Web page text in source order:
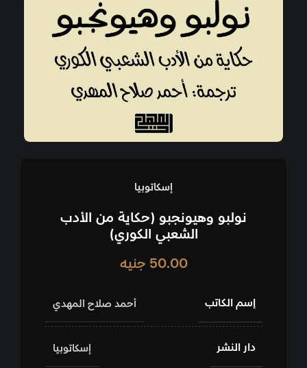
إسكاتوبيا
نولبو وهيونجبو (حكاية من الأدب
الشعبي الكوري)
50.00 جنيه
إسم الكاتب أحمد صلاح المهدي
دار النشر إسكاتوبيا